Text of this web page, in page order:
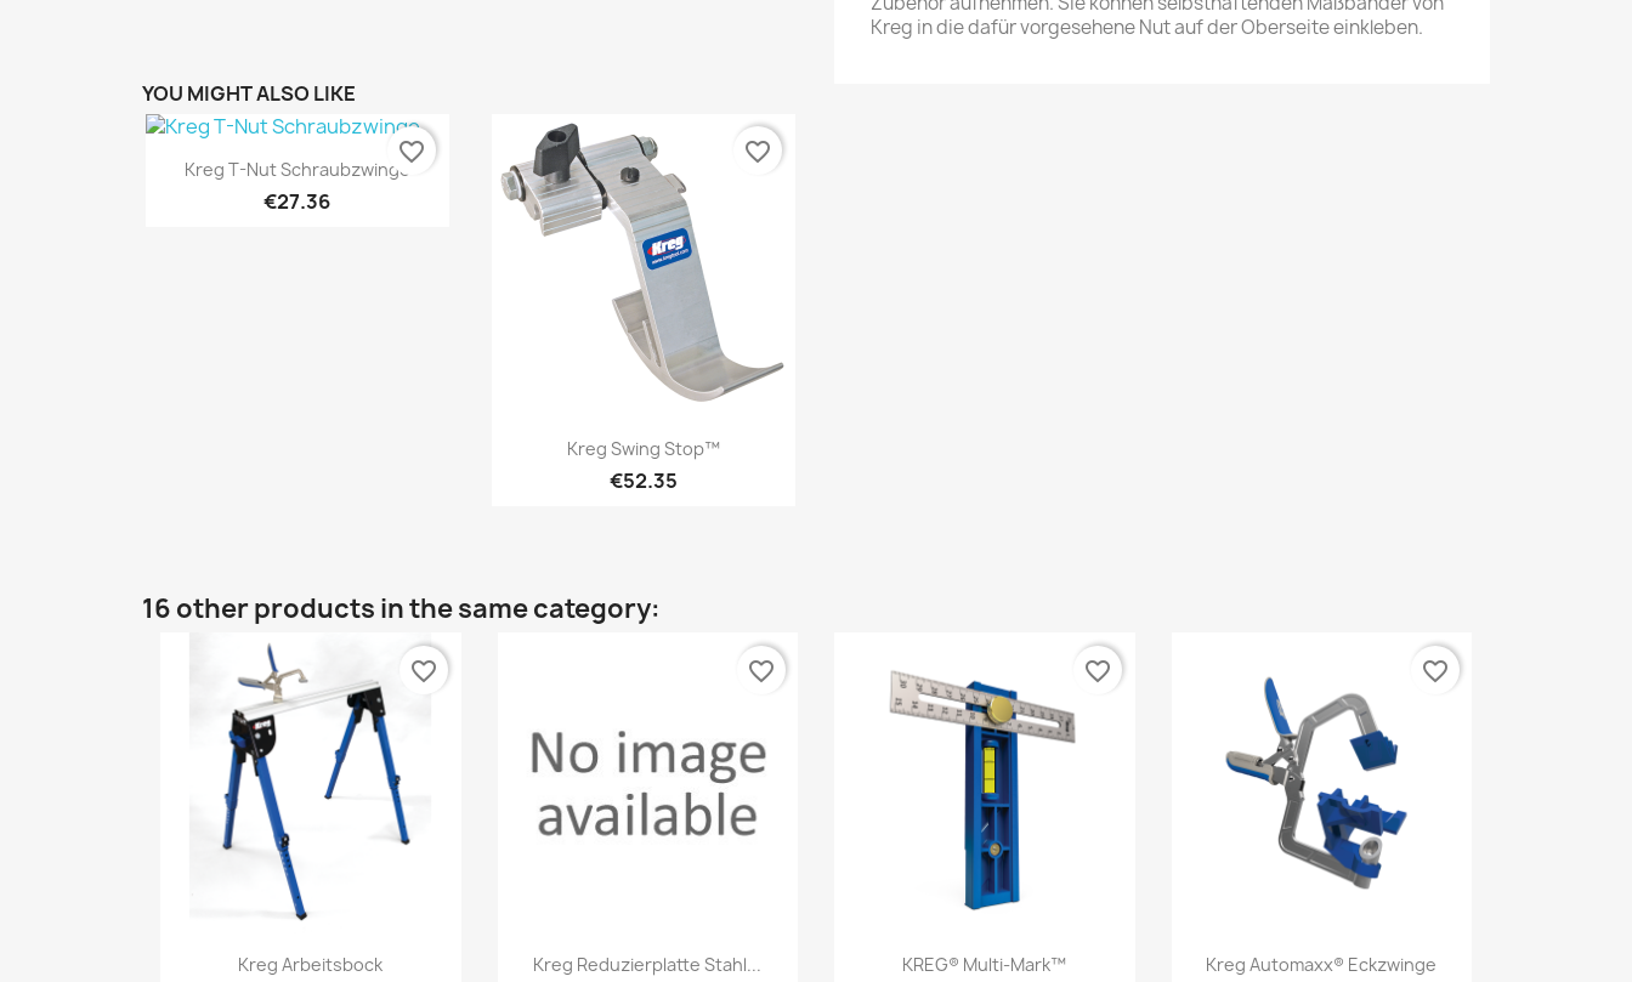
Kreg in die dafür vorgesehene Nut auf der Oberseite einkleben.
YOU MIGHT ALSO LIKE
Quick view
Kreg T-Nut Schraubzwinge
€27.36
favorite_border
 Quick view
Kreg Swing Stop™
€52.35
favorite_border
16 other products in the same category:
Quick view
Kreg Arbeitsbock
favorite_border
Quick view
Kreg Reduzierplatte Stahl...
favorite_border
Quick view
KREG® Multi-Mark™
favorite_border
Quick view
Kreg Automaxx® Eckzwinge
favorite_border